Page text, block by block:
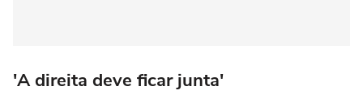
'A direita deve ficar junta'